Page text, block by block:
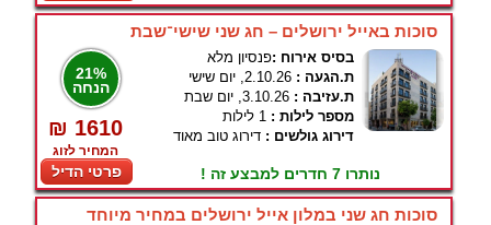
סוכות באייל ירושלים – חג שני שישי־שבת
21%
הנחה
₪ 1610
המחיר לזוג
פרטי הדיל
בסיס אירוח :פנסיון מלא
ת.הגעה : 2.10.26, יום שישי
ת.עזיבה : 3.10.26, יום שבת
מספר לילות : 1 לילות
דירוג גולשים : דירוג טוב מאוד
נותרו 7 חדרים למבצע זה !
סוכות חג שני במלון אייל ירושלים במחיר מיוחד